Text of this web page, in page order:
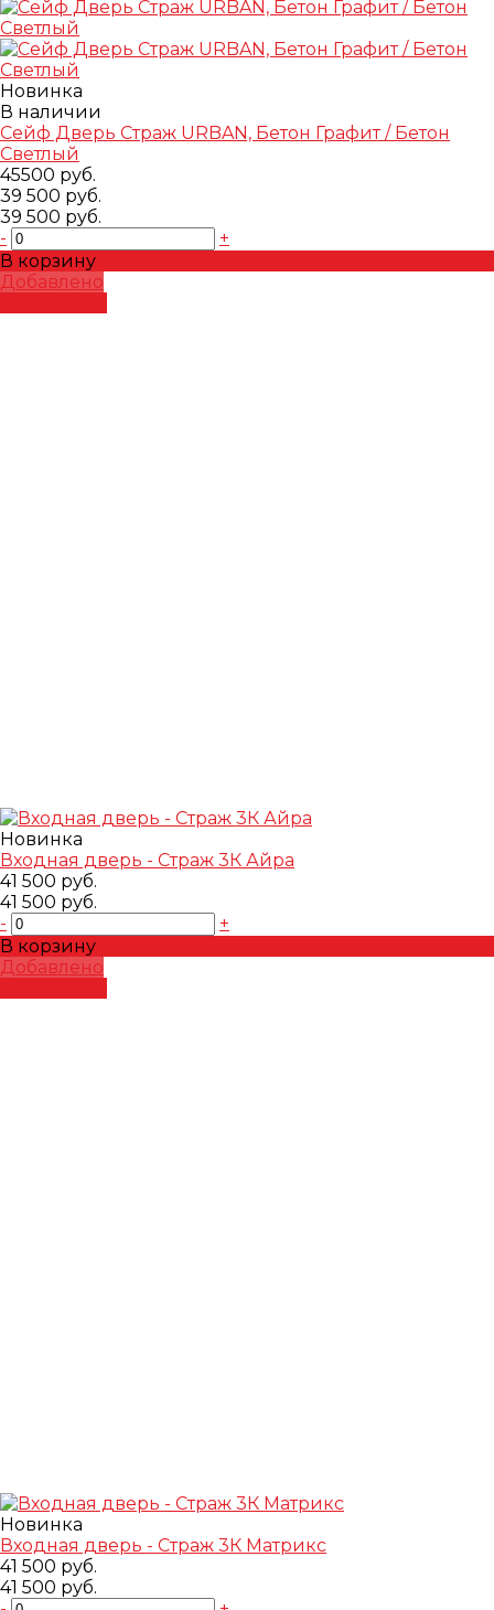
Новинка
В наличии
Сейф Дверь Страж URBAN, Бетон Графит / Бетон
Светлый
45500 руб.
39 500 руб.
39 500 руб.
-
+
В корзину
Добавлено
Новинка
Входная дверь - Страж 3К Айра
41 500 руб.
41 500 руб.
-
+
В корзину
Добавлено
Новинка
Входная дверь - Страж 3К Матрикс
41 500 руб.
41 500 руб.